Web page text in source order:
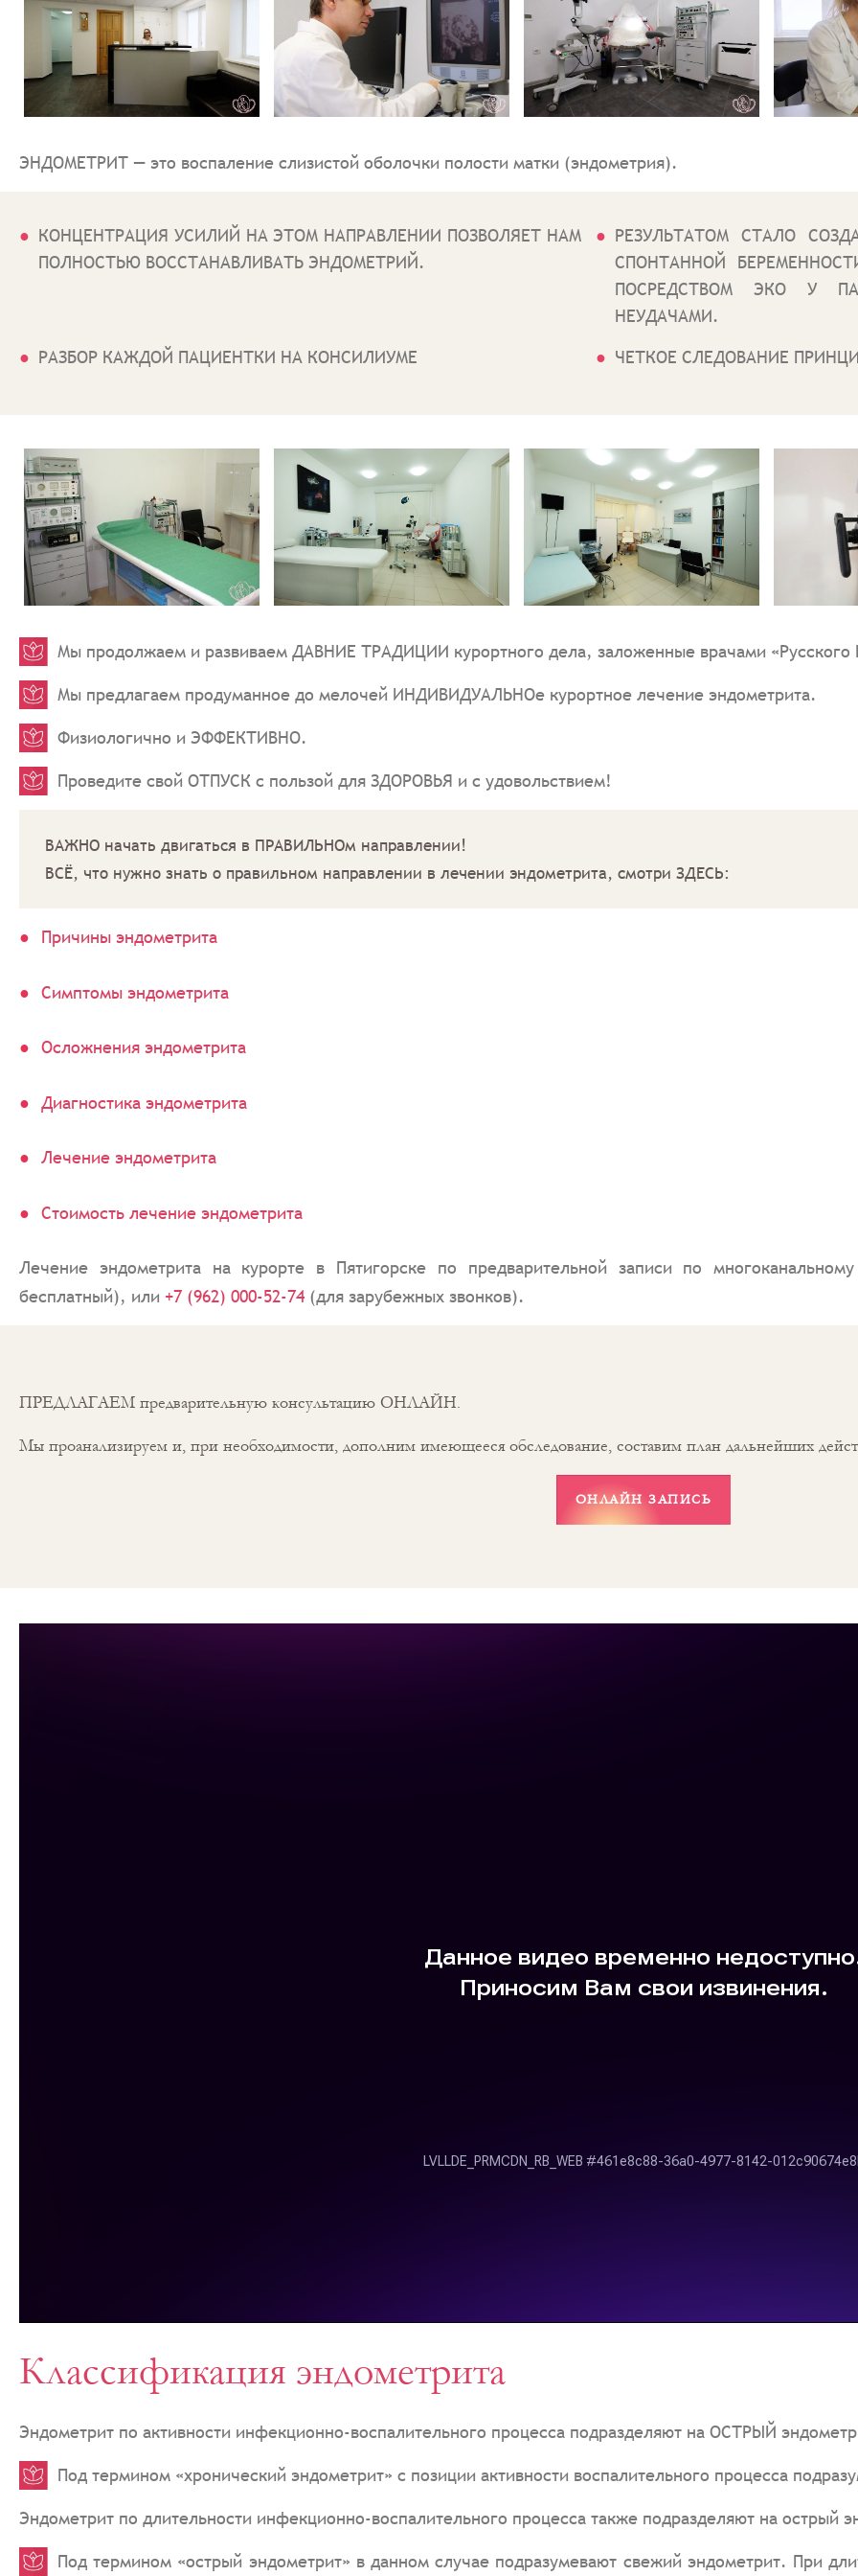
ЭНДОМЕТРИТ — это воспаление слизистой оболочки полости матки (эндометрия).
КОНЦЕНТРАЦИЯ УСИЛИЙ НА ЭТОМ НАПРАВЛЕНИИ ПОЗВОЛЯЕТ НАМ
ПОЛНОСТЬЮ ВОССТАНАВЛИВАТЬ ЭНДОМЕТРИЙ.
РЕЗУЛЬТАТОМ СТАЛО
СПОНТАННОЙ
ПОСРЕДСТВОМ ЭКО У
НЕУДАЧАМИ.
РАЗБОР КАЖДОЙ ПАЦИЕНТКИ НА КОНСИЛИУМЕ ЧЕТКОЕ СЛЕДОВАНИЕ
Мы продолжаем и развиваем ДАВНИЕ ТРАДИЦИИ курортного дела, заложенные врачами «Русского
Мы предлагаем продуманное до мелочей ИНДИВИДУАЛЬНОе курортное лечение эндометрита.
Физиологично и ЭФФЕКТИВНО.
Проведите свой ОТПУСК с пользой для ЗДОРОВЬЯ и с удовольствием!
ВАЖНО начать двигаться в ПРАВИЛЬНОм направлении!
ВСЁ, что нужно знать о правильном направлении в лечении эндометрита, смотри ЗДЕСЬ:
Причины эндометрита
Симптомы эндометрита
Осложнения эндометрита
Диагностика эндометрита
Лечение эндометрита
Стоимость лечение эндометрита
Лечение эндометрита на курорте в Пятигорске по предварительной записи по
бесплатный), или +7 (962) 000-52-74 (для зарубежных звонков).
ПРЕДЛАГАЕМ предварительную консультацию ОНЛАЙН.
Мы проанализируем и, при необходимости, дополним имеющееся обследование, составим план дальнейших
Классификация эндометрита
Эндометрит по активности инфекционно-воспалительного процесса подразделяют на ОСТРЫЙ
Под термином «хронический эндометрит» с позиции активности воспалительного процесса
Эндометрит по длительности инфекционно-воспалительного процесса также подразделяют на острый
Под термином «острый эндометрит» в данном случае подразумевают свежий эндометрит. При